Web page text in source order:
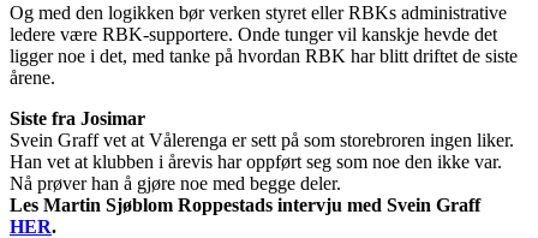
Og med den logikken bør verken styret eller RBKs administrative
ledere være RBK-supportere. Onde tunger vil kanskje hevde det
ligger noe i det, med tanke på hvordan RBK har blitt driftet de siste
årene.
Siste fra Josimar
Svein Graff vet at Vålerenga er sett på som storebroren ingen liker.
Han vet at klubben i årevis har oppført seg som noe den ikke var.
Nå prøver han å gjøre noe med begge deler.
Les Martin Sjøblom Roppestads intervju med Svein Graff
HER.